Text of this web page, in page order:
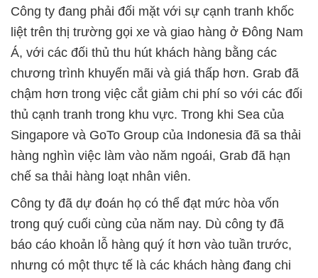
Công ty đang phải đối mặt với sự cạnh tranh khốc
liệt trên thị trường gọi xe và giao hàng ở Đông Nam
Á, với các đối thủ thu hút khách hàng bằng các
chương trình khuyến mãi và giá thấp hơn. Grab đã
chậm hơn trong việc cắt giảm chi phí so với các đối
thủ cạnh tranh trong khu vực. Trong khi Sea của
Singapore và GoTo Group của Indonesia đã sa thải
hàng nghìn việc làm vào năm ngoái, Grab đã hạn
chế sa thải hàng loạt nhân viên.
Công ty đã dự đoán họ có thể đạt mức hòa vốn
trong quý cuối cùng của năm nay. Dù công ty đã
báo cáo khoản lỗ hàng quý ít hơn vào tuần trước,
nhưng có một thực tế là các khách hàng đang chi